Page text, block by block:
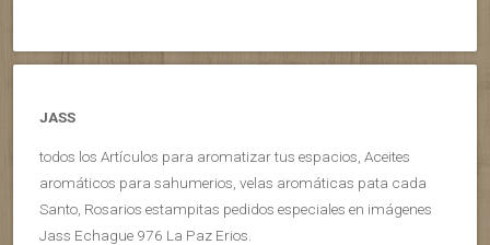
JASS
todos los Artículos para aromatizar tus espacios, Aceites
aromáticos para sahumerios, velas aromáticas pata cada
Santo, Rosarios estampitas pedidos especiales en imágenes
Jass Echague 976 La Paz Erios.